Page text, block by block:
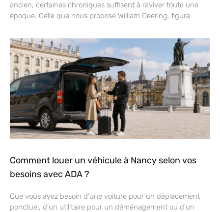
ancien, certaines chroniques suffisent à raviver toute une
époque. Celle que nous propose William Deering, figure
Comment louer un véhicule à Nancy selon vos
besoins avec ADA ?
Que vous ayez besoin d’une voiture pour un déplacement
ponctuel, d’un utilitaire pour un déménagement ou d’un